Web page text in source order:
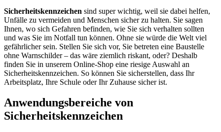
Sicherheitskennzeichen sind super wichtig, weil sie dabei helfen,
Unfälle zu vermeiden und Menschen sicher zu halten. Sie sagen
Ihnen, wo sich Gefahren befinden, wie Sie sich verhalten sollten
und was Sie im Notfall tun können. Ohne sie würde die Welt viel
gefährlicher sein. Stellen Sie sich vor, Sie betreten eine Baustelle
ohne Warnschilder – das wäre ziemlich riskant, oder? Deshalb
finden Sie in unserem Online-Shop eine riesige Auswahl an
Sicherheitskennzeichen. So können Sie sicherstellen, dass Ihr
Arbeitsplatz, Ihre Schule oder Ihr Zuhause sicher ist.
Anwendungsbereiche von
Sicherheitskennzeichen